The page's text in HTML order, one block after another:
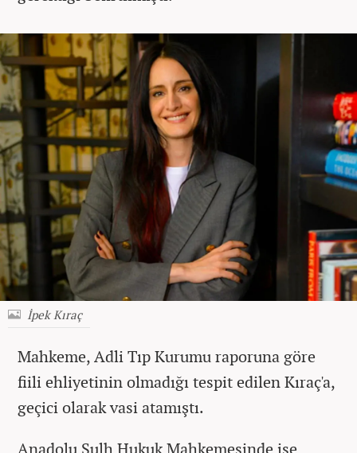
İpek Kıraç
Mahkeme, Adli Tıp Kurumu raporuna göre
fiili ehliyetinin olmadığı tespit edilen Kıraç'a,
geçici olarak vasi atamıştı.
Anadolu Sulh Hukuk Mahkemesinde ise